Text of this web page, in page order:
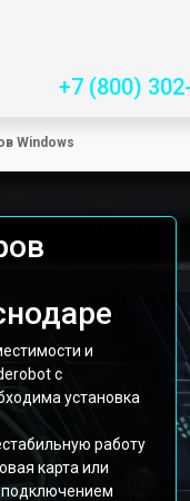
+7 (800)
Windows
и
с
установка
работу
карта или
подключением